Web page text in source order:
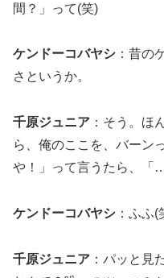
間？」って(笑)
ケンドーコバヤシ ：昔の
さというか。
千原ジュニア ：そう。ほ
ら、俺のここを、バーン
や！」って言うたら、「
ケンドーコバヤシ ：ふふ(
千原ジュニア ：パッと見